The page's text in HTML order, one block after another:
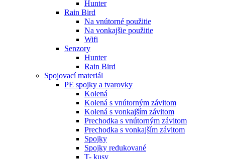
Hunter
Rain Bird
Na vnútorné použitie
Na vonkajšie použitie
Wifi
Senzory
Hunter
Rain Bird
Spojovací materiál
PE spojky a tvarovky
Kolená
Kolená s vnútorným závitom
Kolená s vonkajším závitom
Prechodka s vnútorným závitom
Prechodka s vonkajším závitom
Spojky
Spojky redukované
T- kusy